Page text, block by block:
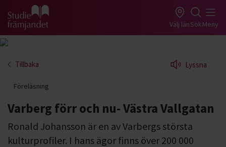
Gå till studiefrämjandets startsida Välj länSökMeny
Tillbaka Lyssna
Föreläsning
Varberg förr och nu- Västra Vallgatan
Ronald Johansson är en av Varbergs största
kulturprofiler. I hans ägor finns över 200 000